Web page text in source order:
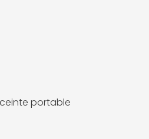
portable